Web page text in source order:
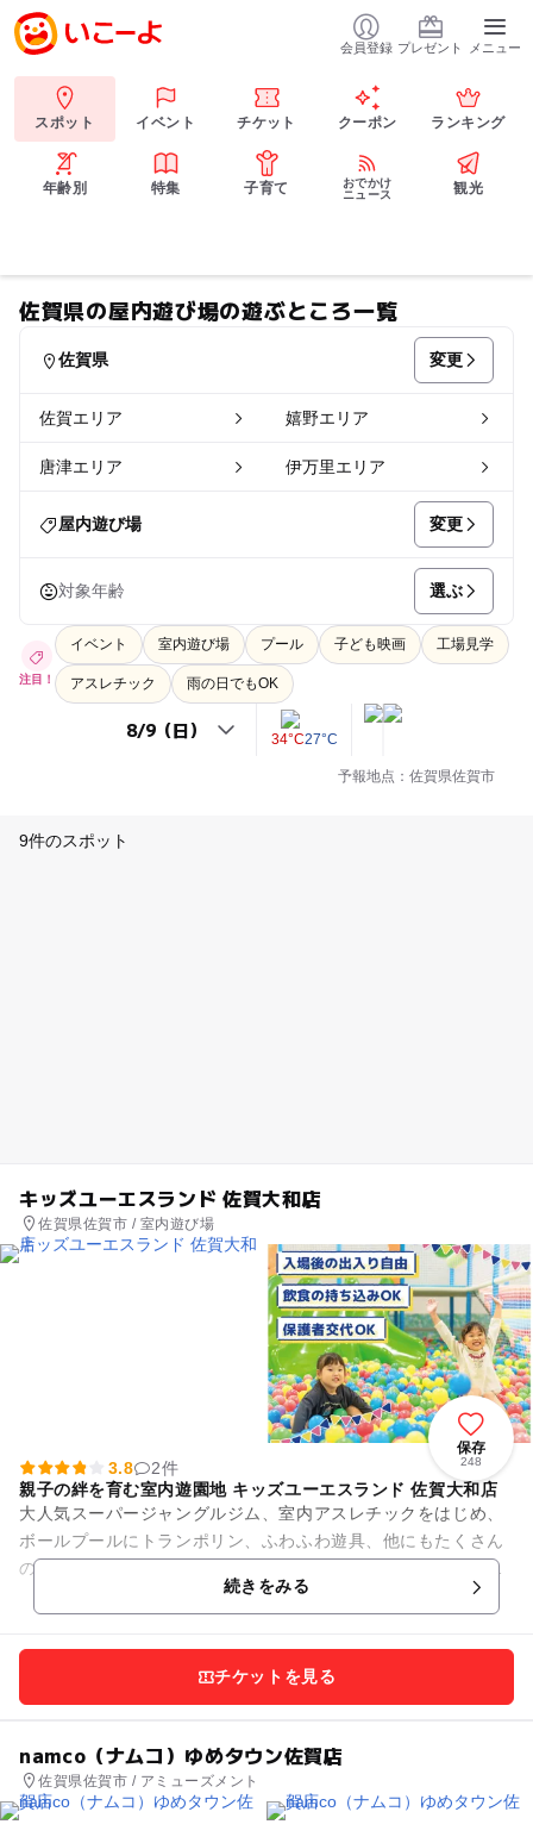
会員登録 プレゼント メニュー
スポット イベント チケット クーポン ランキング
年齢別 特集 子育て
おでかけ
ニュース
観光
佐賀県の屋内遊び場の遊ぶところ一覧
佐賀県 変更
佐賀エリア 嬉野エリア
唐津エリア 伊万里エリア
屋内遊び場 変更
対象年齢 選ぶ
注目！
イベント 室内遊び場 プール 子ども映画 工場見学
アスレチック 雨の日でもOK
34°C27°C
予報地点：佐賀県佐賀市
9件のスポット
キッズユーエスランド 佐賀大和店
佐賀県佐賀市 / 室内遊び場
保存
248
3.8
2件
親子の絆を育む室内遊園地 キッズユーエスランド 佐賀大和店
大人気スーパージャングルジム、室内アスレチックをはじめ、
ボールプールにトランポリン、ふわふわ遊具、他にもたくさん
の楽しい遊びが！なんと、入場後は設置ゲーム機もフリープレ
イで何度でも遊べる！親子の...続きをみる
チケットを見る
namco（ナムコ）ゆめタウン佐賀店
佐賀県佐賀市 / アミューズメント